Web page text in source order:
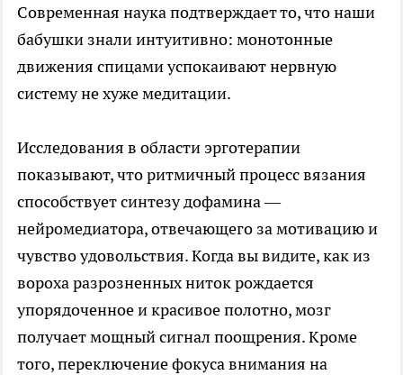
Современная наука подтверждает то, что наши
бабушки знали интуитивно: монотонные
движения спицами успокаивают нервную
систему не хуже медитации.
Исследования в области эрготерапии
показывают, что ритмичный процесс вязания
способствует синтезу дофамина —
нейромедиатора, отвечающего за мотивацию и
чувство удовольствия. Когда вы видите, как из
вороха разрозненных ниток рождается
упорядоченное и красивое полотно, мозг
получает мощный сигнал поощрения. Кроме
того, переключение фокуса внимания на